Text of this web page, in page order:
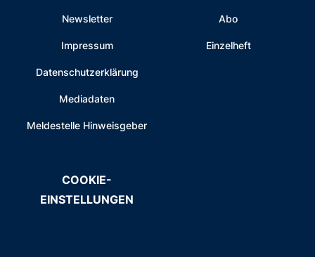
Newsletter
Impressum
Datenschutzerklärung
Mediadaten
Meldestelle Hinweisgeber
Abo
Einzelheft
COOKIE-
EINSTELLUNGEN